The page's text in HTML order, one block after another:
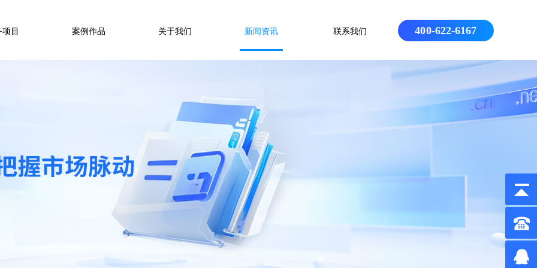
目 案例作品 关于我们 新闻资讯 联系我们 400-622-6167